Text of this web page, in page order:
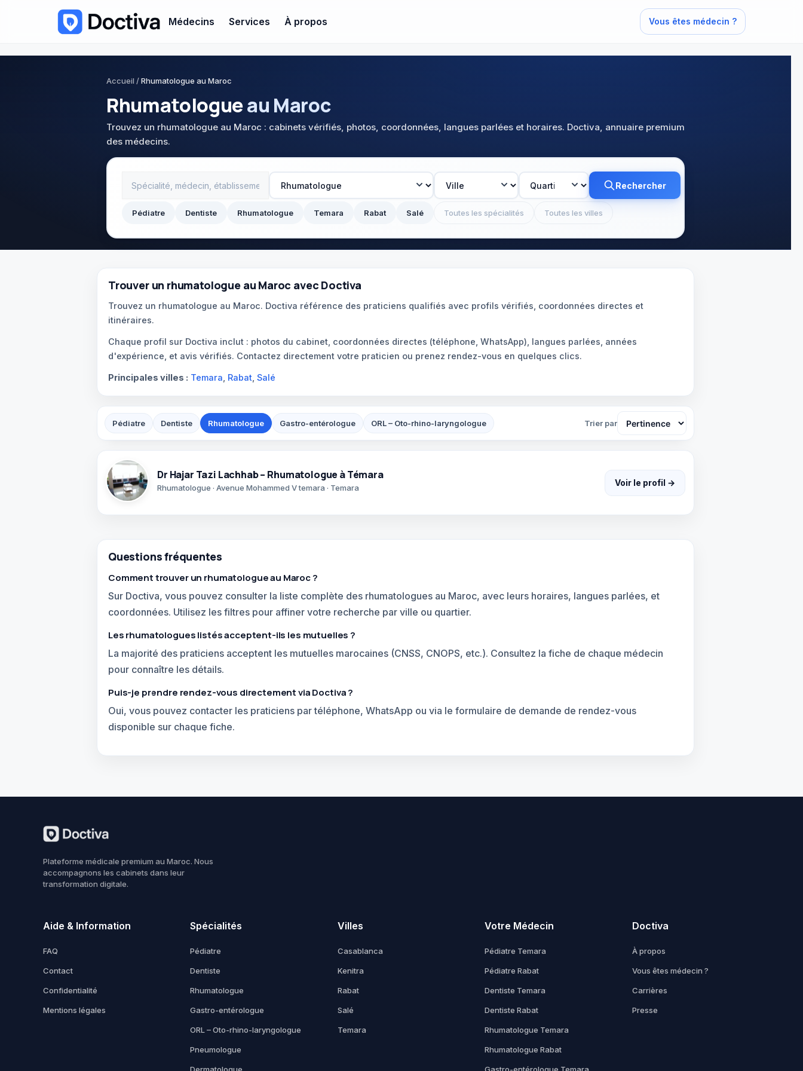
Médecins Services À propos Vous êtes médecin ?
Accueil /Rhumatologue au Maroc
Rhumatologueau Maroc
Trouvez un rhumatologue au Maroc : cabinets vérifiés, photos, coordonnées, langues parlées et horaires. Doctiva, annuaire premium
des médecins.
Rechercher
Pédiatre Dentiste Rhumatologue Temara Rabat Salé Toutes les spécialités Toutes les villes
Trouver un rhumatologue au Maroc avec Doctiva
Trouvez un rhumatologue au Maroc. Doctiva référence des praticiens qualifiés avec profils vérifiés, coordonnées directes et
itinéraires.
Chaque profil sur Doctiva inclut : photos du cabinet, coordonnées directes (téléphone, WhatsApp), langues parlées, années
d'expérience, et avis vérifiés. Contactez directement votre praticien ou prenez rendez-vous en quelques clics.
Principales villes : Temara Rabat Salé
Pédiatre Dentiste Rhumatologue Gastro-entérologue ORL – Oto-rhino-laryngologue Trier par
Dr Hajar Tazi Lachhab – Rhumatologue à Témara
Rhumatologue · Avenue Mohammed V temara · Temara Voir le profil →
Questions fréquentes
Comment trouver un rhumatologue au Maroc ?
Sur Doctiva, vous pouvez consulter la liste complète des rhumatologues au Maroc, avec leurs horaires, langues parlées, et
coordonnées. Utilisez les filtres pour affiner votre recherche par ville ou quartier.
Les rhumatologues listés acceptent-ils les mutuelles ?
La majorité des praticiens acceptent les mutuelles marocaines (CNSS, CNOPS, etc.). Consultez la fiche de chaque médecin
pour connaître les détails.
Puis-je prendre rendez-vous directement via Doctiva ?
Oui, vous pouvez contacter les praticiens par téléphone, WhatsApp ou via le formulaire de demande de rendez-vous
disponible sur chaque fiche.
Plateforme médicale premium au Maroc. Nous
accompagnons les cabinets dans leur
transformation digitale.
Aide & Information
FAQ
Contact
Confidentialité
Mentions légales
Spécialités
Pédiatre
Dentiste
Rhumatologue
Gastro-entérologue
ORL – Oto-rhino-laryngologue
Pneumologue
Villes
Casablanca
Kenitra
Rabat
Salé
Temara
Votre Médecin
Pédiatre Temara
Pédiatre Rabat
Dentiste Temara
Dentiste Rabat
Rhumatologue Temara
Rhumatologue Rabat
Doctiva
À propos
Vous êtes médecin ?
Carrières
Presse